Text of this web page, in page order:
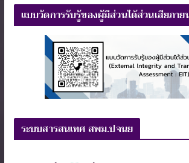
แบบวัดการรับรู้ของผู้มีส่วนได้ส่วนเสียภา
ระบบสารสนเทศ สพม.ปจนย